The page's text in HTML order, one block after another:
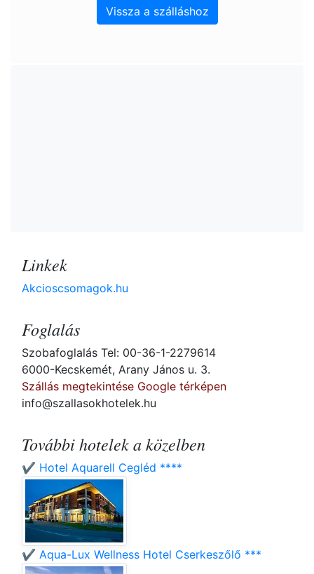
Vissza a szálláshoz
Linkek
Akcioscsomagok.hu
Foglalás
Szobafoglalás Tel: 00-36-1-2279614
6000-Kecskemét, Arany János u. 3.
Szállás megtekintése Google térképen
info@szallasokhotelek.hu
További hotelek a közelben
✔️ Hotel Aquarell Cegléd ****
✔️ Aqua-Lux Wellness Hotel Cserkeszőlő ***